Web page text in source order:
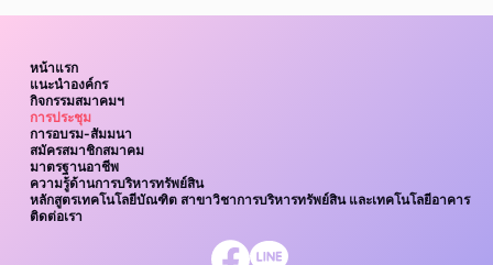
หน้าแรก
แนะนำองค์กร
กิจกรรมสมาคมฯ
การประชุม
การอบรม-สัมมนา
สมัครสมาชิกสมาคม
มาตรฐานอาชีพ
ความรู้ด้านการบริหารทรัพย์สิน
หลักสูตรเทคโนโลยีบัณฑิต สาขาวิชาการบริหารทรัพย์สิน และเทคโนโลยีอาคาร
ติดต่อเรา